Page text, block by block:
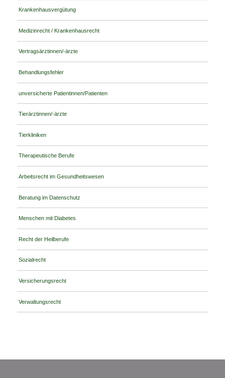
Krankenhausvergütung
Medizinrecht / Krankenhausrecht
Vertragsärztinnen/-ärzte
Behandlungsfehler
unversicherte Patientinnen/Patienten
Tierärztinnen/-ärzte
Tierkliniken
Therapeutische Berufe
Arbeitsrecht im Gesundheitswesen
Beratung im Datenschutz
Menschen mit Diabetes
Recht der Heilberufe
Sozialrecht
Versicherungsrecht
Verwaltungsrecht